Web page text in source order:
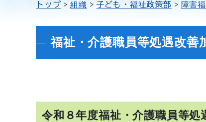
トップ 組織 子ども・福祉政策部 障害
福祉・介護職員等処遇改善
令和８年度福祉・介護職員等処